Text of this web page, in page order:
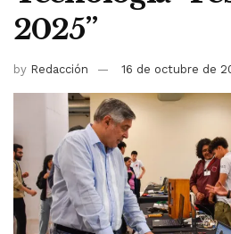
2025”
by Redacción 16 de octubre de